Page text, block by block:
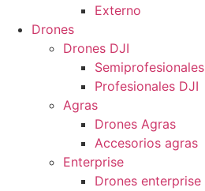
Externo
Drones
Drones DJI
Semiprofesionales
Profesionales DJI
Agras
Drones Agras
Accesorios agras
Enterprise
Drones enterprise